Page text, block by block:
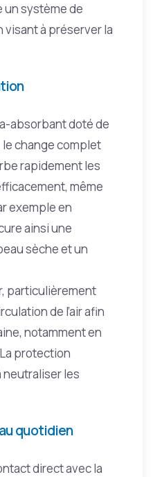
un système de
à préserver la
absorbant doté de
le change complet
rapidement les
même
exemple en
ainsi une
sèche et un
particulièrement
de l’air afin
notamment en
protection
les
quotidien
direct avec la